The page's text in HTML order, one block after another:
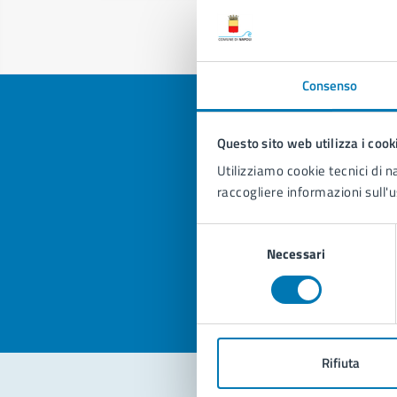
Consenso
Questo sito web utilizza i
Utilizziamo cookie tecnici di
raccogliere informazioni
Necessari
Rifiuta